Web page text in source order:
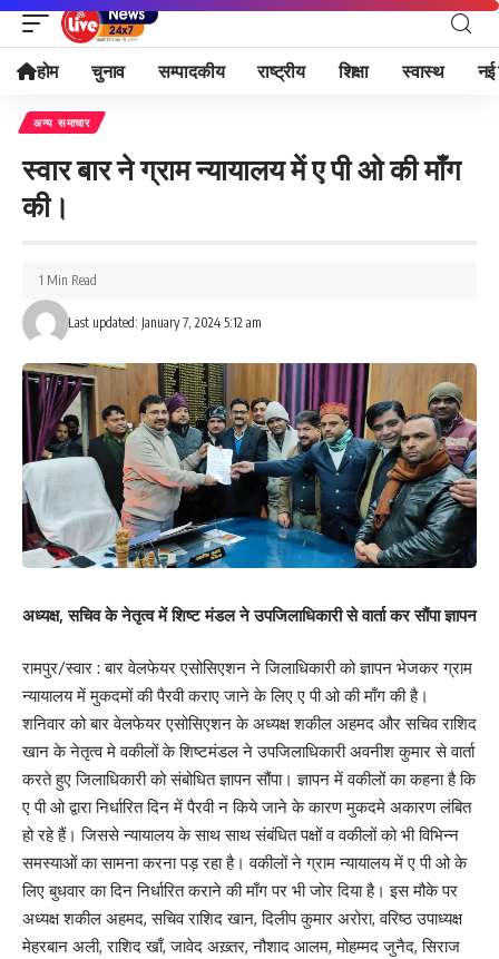
होम चुनाव सम्पादकीय राष्ट्रीय शिक्षा स्वास्थ नई
अन्य समाचार
स्वार बार ने ग्राम न्यायालय में ए पी ओ की माँग
की।
Last updated: January 7, 2024 5:12 am
1 Min Read
अध्यक्ष, सचिव के नेतृत्व में शिष्ट मंडल ने उपजिलाधिकारी से वार्ता कर सौंपा ज्ञापन
रामपुर/स्वार : बार वेलफेयर एसोसिएशन ने जिलाधिकारी को ज्ञापन भेजकर ग्राम
न्यायालय में मुकदमों की पैरवी कराए जाने के लिए ए पी ओ की माँग की है।
शनिवार को बार वेलफेयर एसोसिएशन के अध्यक्ष शकील अहमद और सचिव राशिद
खान के नेतृत्व मे वकीलों के शिष्टमंडल ने उपजिलाधिकारी अवनीश कुमार से वार्ता
करते हुए जिलाधिकारी को संबोधित ज्ञापन सौंपा। ज्ञापन में वकीलों का कहना है कि
ए पी ओ द्वारा निर्धारित दिन में पैरवी न किये जाने के कारण मुकदमे अकारण लंबित
हो रहे हैं। जिससे न्यायालय के साथ साथ संबंधित पक्षों व वकीलों को भी विभिन्न
समस्याओं का सामना करना पड़ रहा है। वकीलों ने ग्राम न्यायालय में ए पी ओ के
लिए बुधवार का दिन निर्धारित कराने की माँग पर भी जोर दिया है। इस मौके पर
अध्यक्ष शकील अहमद, सचिव राशिद खान, दिलीप कुमार अरोरा, वरिष्ठ उपाध्यक्ष
मेहरबान अली, राशिद खाँ, जावेद अख़्तर, नौशाद आलम, मोहम्मद जुनैद, सिराज